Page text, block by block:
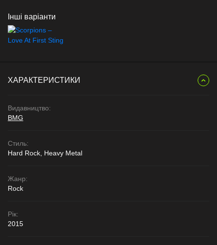
Інші варіанти
ХАРАКТЕРИСТИКИ
Видавництво:
BMG
Стиль:
Hard Rock, Heavy Metal
Жанр:
Rock
Рік:
2015